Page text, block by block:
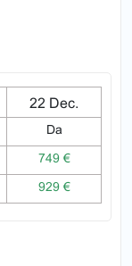
22 Dec.
Da
749 €
929 €